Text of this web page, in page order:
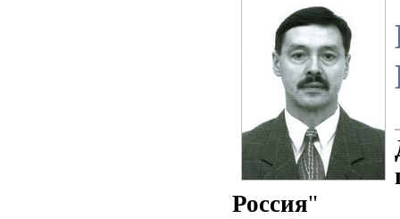
Россия"